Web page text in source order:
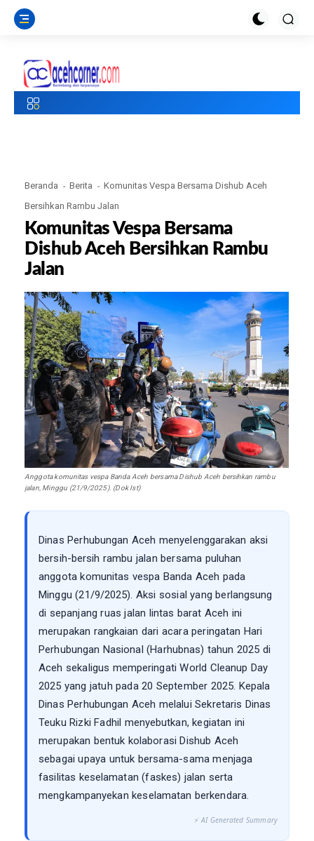
Beranda Berita
Komunitas Vespa Bersama Dishub Aceh
Bersihkan Rambu Jalan
Komunitas Vespa Bersama
Dishub Aceh Bersihkan Rambu
Jalan
Anggota komunitas vespa Banda Aceh bersama Dishub Aceh bersihkan rambu
jalan, Minggu (21/9/2025). (Dok Ist)
Dinas Perhubungan Aceh menyelenggarakan aksi
bersih-bersih rambu jalan bersama puluhan
anggota komunitas vespa Banda Aceh pada
Minggu (21/9/2025). Aksi sosial yang berlangsung
di sepanjang ruas jalan lintas barat Aceh ini
merupakan rangkaian dari acara peringatan Hari
Perhubungan Nasional (Harhubnas) tahun 2025 di
Aceh sekaligus memperingati World Cleanup Day
2025 yang jatuh pada 20 September 2025. Kepala
Dinas Perhubungan Aceh melalui Sekretaris Dinas
Teuku Rizki Fadhil menyebutkan, kegiatan ini
merupakan bentuk kolaborasi Dishub Aceh
sebagai upaya untuk bersama-sama menjaga
fasilitas keselamatan (faskes) jalan serta
mengkampanyekan keselamatan berkendara.
⚡ AI Generated Summary